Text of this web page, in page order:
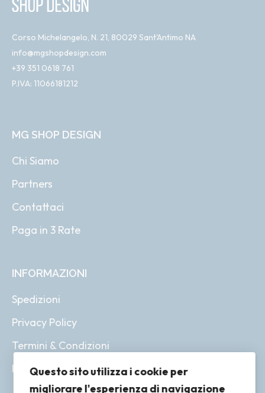
Corso Michelangelo, N. 21, 80029 Sant'Antimo NA
info@mgshopdesign.com
+39 351 0618 761
P.IVA: 11066181212
MG SHOP DESIGN
Chi Siamo
Partners
Contattaci
Paga in 3 Rate
INFORMAZIONI
Spedizioni
Privacy Policy
Termini & Condizioni
Resi & Rimborsi
Questo sito utilizza i cookie per
migliorare l'esperienza di navigazione